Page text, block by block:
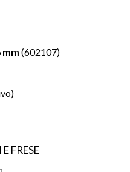
mm (602107)
FRESE